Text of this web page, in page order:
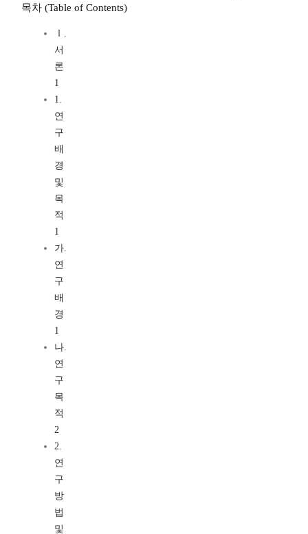
목차 (Table of Contents)
Ⅰ.
서
론
1
1.
연
구
배
경
및
목
적
1
가.
연
구
배
경
1
나.
연
구
목
적
2
2.
연
구
방
법
및